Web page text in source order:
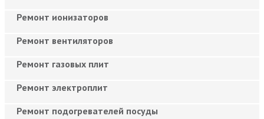
Ремонт ионизаторов
Ремонт вентиляторов
Ремонт газовых плит
Ремонт электроплит
Ремонт подогревателей посуды